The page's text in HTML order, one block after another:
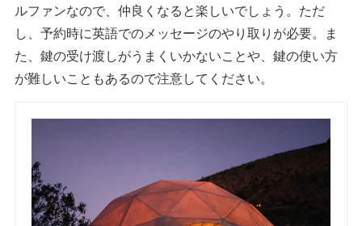
ルファンなので、仲良くなると楽しいでしょう。ただ
し、予約時に英語でのメッセージのやり取りが必要。ま
た、鍵の受け渡しがうまくいかないことや、鍵の使い方
が難しいこともあるので注意してください。